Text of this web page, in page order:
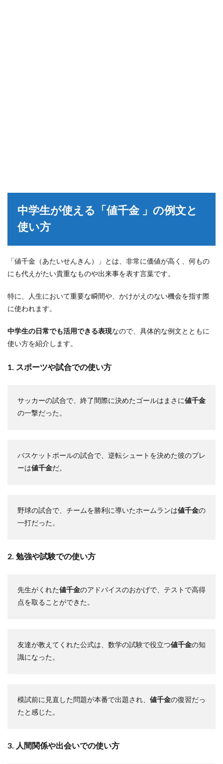
中学生が使える「値千金 」の例文と
使い方
「値千金（あたいせんきん）」とは、非常に価値が高く、何もの
にも代えがたい貴重なものや出来事を表す言葉です。
特に、人生において重要な瞬間や、かけがえのない機会を指す際
に使われます。
中学生の日常でも活用できる表現なので、具体的な例文とともに
使い方を紹介します。
1. スポーツや試合での使い方
サッカーの試合で、終了間際に決めたゴールはまさに値千金
の一撃だった。
バスケットボールの試合で、逆転シュートを決めた彼のプレ
ーは値千金だ。
野球の試合で、チームを勝利に導いたホームランは値千金の
一打だった。
2. 勉強や試験での使い方
先生がくれた値千金のアドバイスのおかげで、テストで高得
点を取ることができた。
友達が教えてくれた公式は、数学の試験で役立つ値千金の知
識になった。
模試前に見直した問題が本番で出題され、 値千金の復習だっ
たと感じた。
3. 人間関係や出会いでの使い方